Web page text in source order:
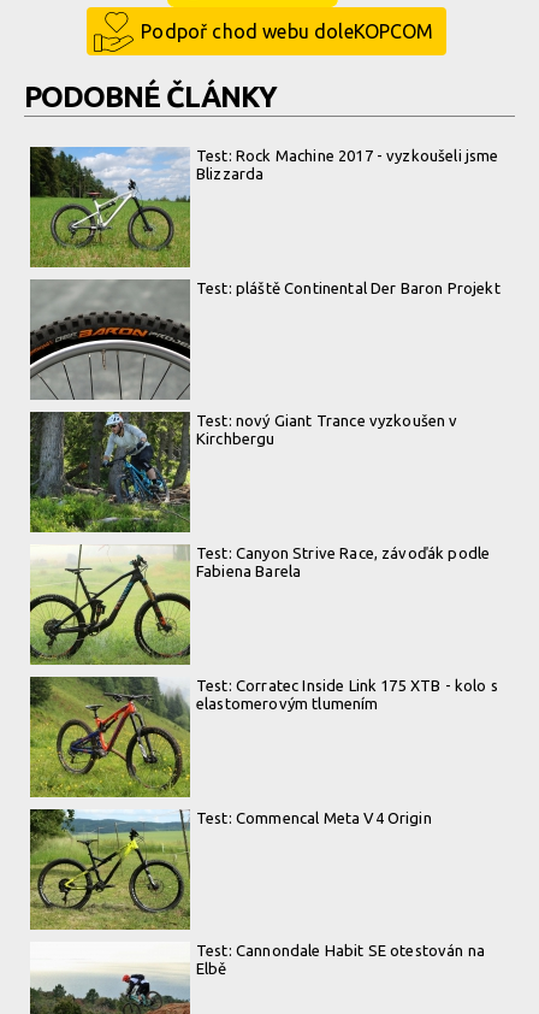
Podpoř chod webu doleKOPCOM
PODOBNÉ ČLÁNKY
Test: Rock Machine 2017 - vyzkoušeli jsme
Blizzarda
Test: pláště Continental Der Baron Projekt
Test: nový Giant Trance vyzkoušen v
Kirchbergu
Test: Canyon Strive Race, závoďák podle
Fabiena Barela
Test: Corratec Inside Link 175 XTB - kolo s
elastomerovým tlumením
Test: Commencal Meta V4 Origin
Test: Cannondale Habit SE otestován na
Elbě